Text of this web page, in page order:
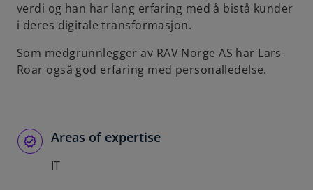
b
verdi og han har lang erfaring med å bistå kunder
i deres digitale transformasjon.
Som medgrunnlegger av RAV Norge AS har Lars-
Roar også god erfaring med personalledelse.
Areas of expertise
IT